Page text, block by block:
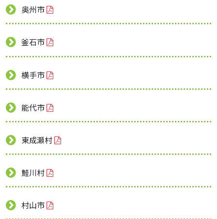
奥州市
釜石市
横手市
能代市
東成瀬村
鮭川村
村山市